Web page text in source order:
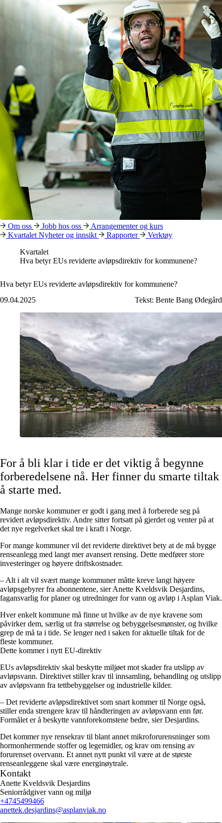
Om oss Jobb hos oss
Arrangementer og kurs
Kvartalet Nyheter og innsikt Rapporter
Verktøy
Kvartalet
Hva betyr EUs reviderte avløpsdirektiv for kommunene?
Hva betyr EUs reviderte avløpsdirektiv for kommunene?
09.04.2025
Tekst: Bente Bang Ødegård
For å bli klar i tide er det viktig å begynne
forberedelsene nå. Her finner du smarte tiltak
å starte med.
Mange norske kommuner er godt i gang med å forberede seg på
revidert avløpsdirektiv. Andre sitter fortsatt på gjerdet og venter på at
det nye regelverket skal tre i kraft i Norge.
For mange kommuner vil det reviderte direktivet bety at de må bygge
renseanlegg med langt mer avansert rensing. Dette medfører store
investeringer og høyere driftskostnader.
– Alt i alt vil svært mange kommuner måtte kreve langt høyere
avløpsgebyrer fra abonnentene, sier Anette Kveldsvik Desjardins,
fagansvarlig for planer og utredninger for vann og avløp i Asplan Viak.
Hver enkelt kommune må finne ut hvilke av de nye kravene som
påvirker dem, særlig ut fra størrelse og bebyggelsesmønster, og hvilke
grep de må ta i tide. Se lenger ned i saken for aktuelle tiltak for de
fleste kommuner.
Dette kommer i nytt EU-direktiv
EUs avløpsdirektiv skal beskytte miljøet mot skader fra utslipp av
avløpsvann. Direktivet stiller krav til innsamling, behandling og utslipp
av avløpsvann fra tettbebyggelser og industrielle kilder.
– Det reviderte avløpsdirektivet som snart kommer til Norge også,
stiller enda strengere krav til håndteringen av avløpsvann enn før.
Formålet er å beskytte vannforekomstene bedre, sier Desjardins.
Det kommer nye rensekrav til blant annet mikroforurensninger som
hormonhermende stoffer og legemidler, og krav om rensing av
forurenset overvann. Et annet nytt punkt vil være at de største
renseanleggene skal være energinøytrale.
Kontakt
Anette Kveldsvik Desjardins
Seniorrådgiver vann og miljø
+4745499466
anettek.desjardins@asplanviak.no